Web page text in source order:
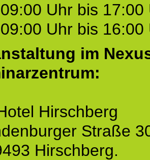
Uhr bis 17:00
Uhr bis 16:00
im
Hirschberg
Straße
Hirschberg.